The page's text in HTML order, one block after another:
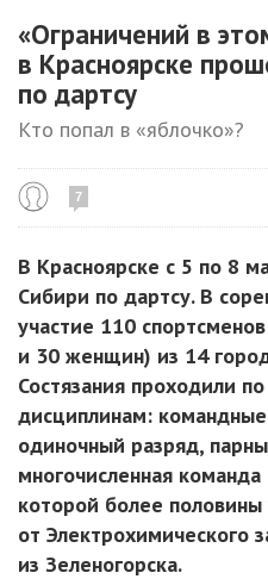
«Ограничений в
в Красноярске
по дартсу
Кто попал в «яблочко»?
7
В Красноярске с 5 по 8
Сибири по дартсу. В
участие 110
и 30 женщин) из 14
Состязания проходили
дисциплинам:
одиночный разряд,
многочисленная
которой более половины
от Электрохимического
из Зеленогорска.